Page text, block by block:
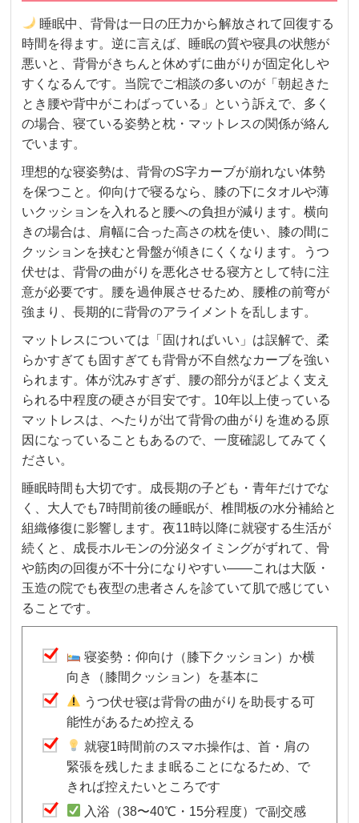
睡眠中、背骨は一日の圧力から解放されて回復する
時間を得ます。逆に言えば、睡眠の質や寝具の状態が
悪いと、背骨がきちんと休めずに曲がりが固定化しや
すくなるんです。当院でご相談の多いのが「朝起きた
とき腰や背中がこわばっている」という訴えで、多く
の場合、寝ている姿勢と枕・マットレスの関係が絡ん
でいます。
理想的な寝姿勢は、背骨のS字カーブが崩れない体勢
を保つこと。仰向けで寝るなら、膝の下にタオルや薄
いクッションを入れると腰への負担が減ります。横向
きの場合は、肩幅に合った高さの枕を使い、膝の間に
クッションを挟むと骨盤が傾きにくくなります。うつ
伏せは、背骨の曲がりを悪化させる寝方として特に注
意が必要です。腰を過伸展させるため、腰椎の前弯が
強まり、長期的に背骨のアライメントを乱します。
マットレスについては「固ければいい」は誤解で、柔
らかすぎても固すぎても背骨が不自然なカーブを強い
られます。体が沈みすぎず、腰の部分がほどよく支え
られる中程度の硬さが目安です。10年以上使っている
マットレスは、へたりが出て背骨の曲がりを進める原
因になっていることもあるので、一度確認してみてく
ださい。
睡眠時間も大切です。成長期の子ども・青年だけでな
く、大人でも7時間前後の睡眠が、椎間板の水分補給と
組織修復に影響します。夜11時以降に就寝する生活が
続くと、成長ホルモンの分泌タイミングがずれて、骨
や筋肉の回復が不十分になりやすい——これは大阪・
玉造の院でも夜型の患者さんを診ていて肌で感じてい
ることです。
寝姿勢：仰向け（膝下クッション）か横
向き（膝間クッション）を基本に
うつ伏せ寝は背骨の曲がりを助長する可
能性があるため控える
就寝1時間前のスマホ操作は、首・肩の
緊張を残したまま眠ることになるため、で
きれば控えたいところです
入浴（38〜40℃・15分程度）で副交感